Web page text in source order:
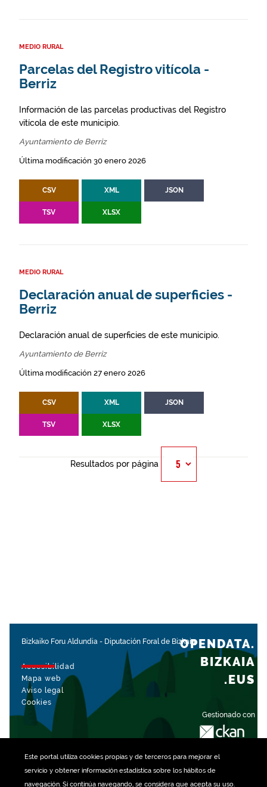
Este portal utiliza cookiespropias y de terceros para mejorar el
servicio y obtener información estadística sobre los hábitos de
navegación. Si continúa navegando, se considera que acepta su uso.
MEDIO RURAL
Parcelas del Registro vitícola -
Berriz
Información de las parcelas productivas del Registro
vitícola de este municipio.
Ayuntamiento de Berriz
Última modificación 30 enero 2026
CSV XML JSON
TSV XLSX
MEDIO RURAL
Declaración anual de superficies -
Berriz
Declaración anual de superficies de este municipio.
Ayuntamiento de Berriz
Última modificación 27 enero 2026
CSV XML JSON
TSV XLSX
Resultados por página
Bizkaiko Foru Aldundia - Diputación Foral de Bizkaia
Accesibilidad
Mapa web
Aviso legal
Cookies
Gestionado con
OPENDATA.
BIZKAIA
.EUS